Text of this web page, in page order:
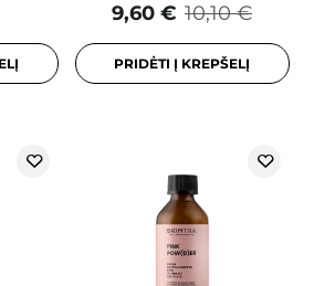
10,10 €
9,60 €
PRIDĖTI Į KREPŠELĮ